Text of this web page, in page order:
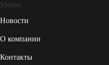
Меню:
Новости
О компании
Контакты